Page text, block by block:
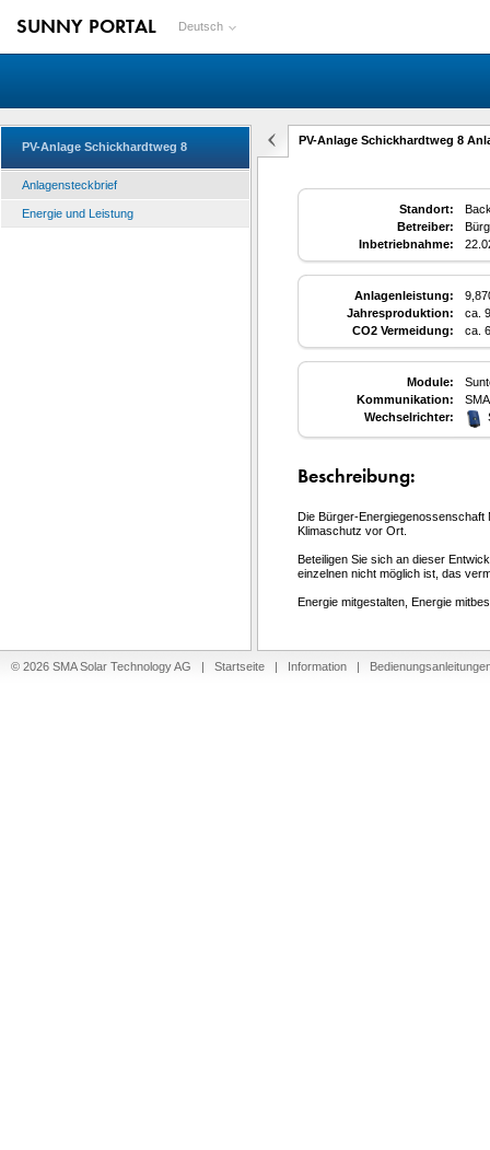
SUNNY PORTAL Deutsch
PV-Anlage Schickhardtweg 8
Anlagensteckbrief
Energie und Leistung
PV-Anlage Schickhardtweg 8
Standort:
Betreiber:
Inbetriebnahme:
Anlagenleistung:
Jahresproduktion:
ca.
CO2 Vermeidung:
ca.
Module:
Kommunikation:
Wechselrichter:
Beschreibung:
Die Bürger-
Klimaschutz vor Ort.
Beteiligen Sie sich an dieser
einzelnen nicht möglich ist, das
Energie mitgestalten, Energie
© 2026 SMA Solar Technology AG | Startseite | Information |